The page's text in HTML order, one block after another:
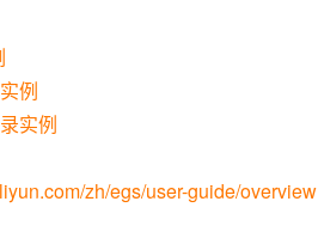
例
实例
zh/egs/user-guide/overview